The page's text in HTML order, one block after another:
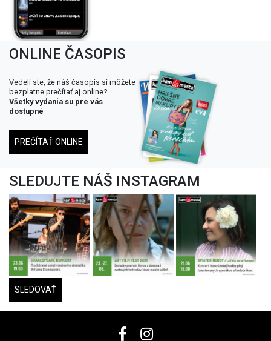
ONLINE ČASOPIS
Vedeli ste, že náš časopis si môžete
bezplatne prečítať aj online?
Všetky vydania su pre vás
dostupné
PREČÍTAŤ ONLINE
SLEDUJTE NÁŠ INSTAGRAM
SLEDOVAŤ